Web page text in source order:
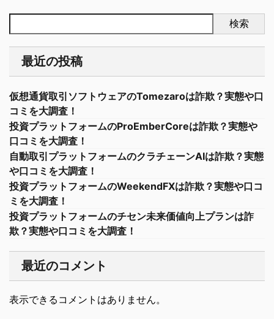
検索
最近の投稿
仮想通貨取引ソフトウェアのTomezaroは詐欺？実態や口
コミを大調査！
投資プラットフォームのProEmberCoreは詐欺？実態や
口コミを大調査！
自動取引プラットフォームのクラチェーンAIは詐欺？実態
や口コミを大調査！
投資プラットフォームのWeekendFXは詐欺？実態や口コ
ミを大調査！
投資プラットフォームのチセン未来価値向上プランは詐
欺？実態や口コミを大調査！
最近のコメント
表示できるコメントはありません。